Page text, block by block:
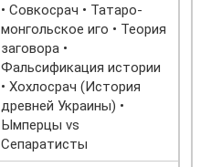
• Совкосрач • Татаро-
монгольское иго • Теория
заговора •
Фальсификация истории
• Хохлосрач (История
древней Украины) •
Ымперцы vs
Сепаратисты